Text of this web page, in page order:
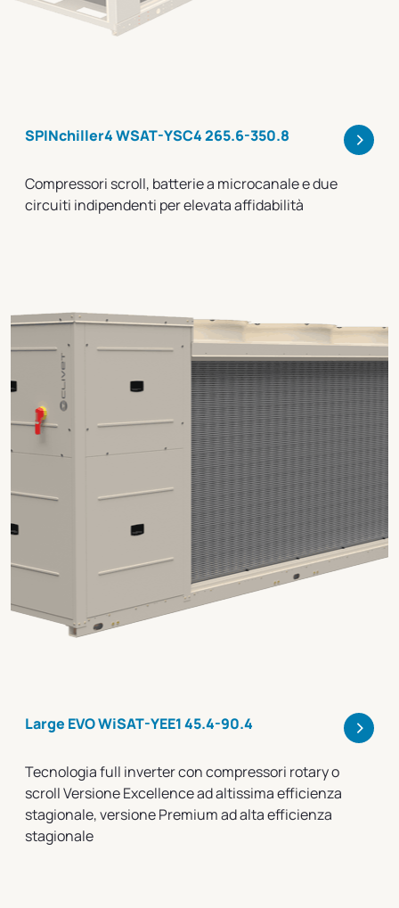
SPINchiller4 WSAT-YSC4 265.6-350.8 >
Compressori scroll, batterie a microcanale e due
circuiti indipendenti per elevata affidabilità
Large EVO WiSAT-YEE1 45.4-90.4 >
Tecnologia full inverter con compressori rotary o
scroll Versione Excellence ad altissima efficienza
stagionale, versione Premium ad alta efficienza
stagionale